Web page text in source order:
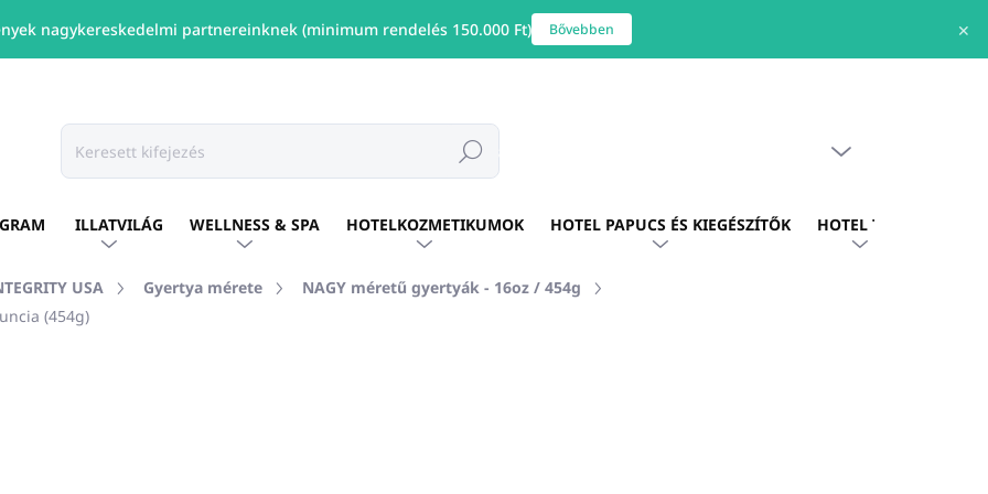
nagykereskedelmi partnereinknek (minimum rendelés 150.000 Ft) Bővebben ✕
Keresés
ILLATVILÁG WELLNESS & SPA HOTELKOZMETIKUMOK HOTEL PAPUCS ÉS KIEGÉSZÍTŐK HOTEL TEXTIL
USA Gyertya mérete
NAGY méretű gyertyák - 16oz / 454g
(454g)